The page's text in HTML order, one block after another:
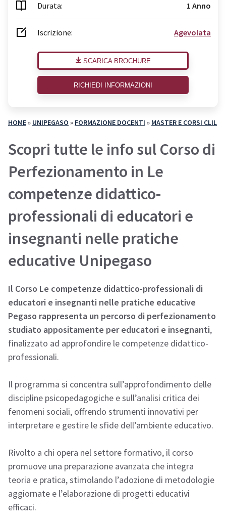
HOME» UNIPEGASO » FORMAZIONE DOCENTI » MASTER E CORSI CLIL
Scopri tutte le info sul Corso di
Perfezionamento in Le
competenze didattico-
professionali di educatori e
insegnanti nelle pratiche
educative Unipegaso
Il Corso Le competenze didattico-professionali di
educatori e insegnanti nelle pratiche educative
Pegaso rappresenta un percorso di perfezionamento
studiato appositamente per educatori e insegnanti,
finalizzato ad approfondire le competenze didattico-
professionali.
Il programma si concentra sull’approfondimento delle
discipline psicopedagogiche e sull’analisi critica dei
fenomeni sociali, offrendo strumenti innovativi per
interpretare e gestire le sfide dell’ambiente educativo.
Rivolto a chi opera nel settore formativo, il corso
promuove una preparazione avanzata che integra
teoria e pratica, stimolando l’adozione di metodologie
aggiornate e l’elaborazione di progetti educativi
efficaci.
Durata: 1 Anno
Iscrizione: Agevolata
SCARICA BROCHURE
RICHIEDI INFORMAZIONI